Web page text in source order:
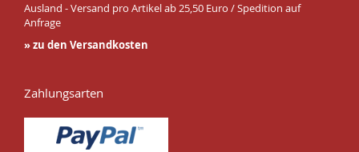
Ausland - Versand pro Artikel ab 25,50 Euro / Spedition auf
Anfrage
» zu den Versandkosten
Zahlungsarten